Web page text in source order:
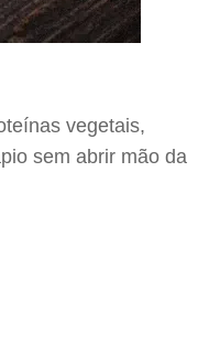
vegetais,
sem abrir mão da